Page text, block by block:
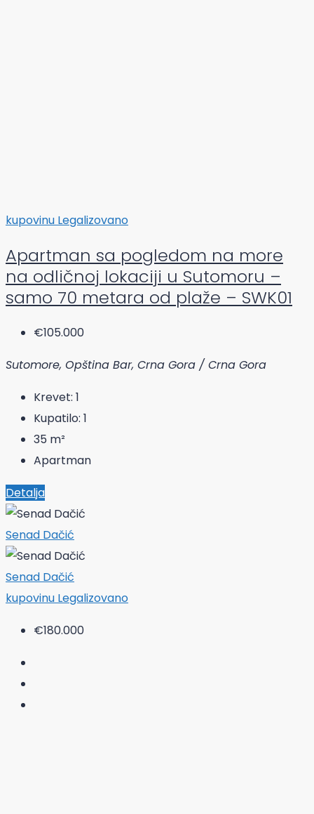
kupovinu Legalizovano
Apartman sa pogledom na more
na odličnoj lokaciji u Sutomoru –
samo 70 metara od plaže – SWK01
€105.000
Sutomore, Opština Bar, Crna Gora / Crna Gora
Krevet: 1
Kupatilo: 1
35 m²
Apartman
Detalja
Senad Dačić
Senad Dačić
kupovinu Legalizovano
€180.000